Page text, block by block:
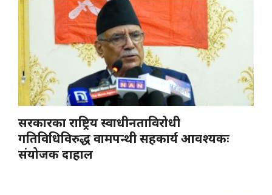
सरकारका राष्ट्रिय स्वाधीनताविरोधी
गतिविधिविरुद्ध वामपन्थी सहकार्य आवश्यकः
संयोजक दाहाल